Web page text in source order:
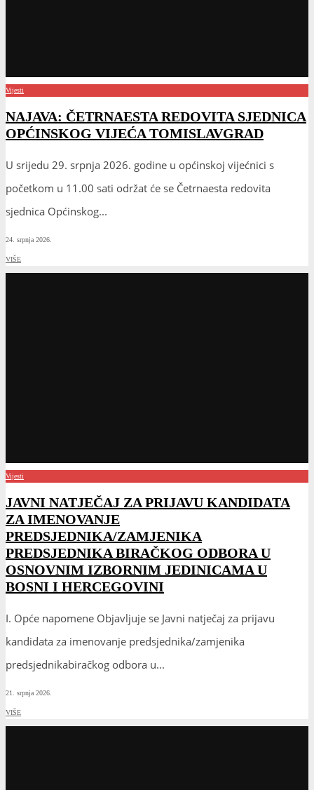
Vijesti
NAJAVA: ČETRNAESTA REDOVITA SJEDNICA
OPĆINSKOG VIJEĆA TOMISLAVGRAD
U srijedu 29. srpnja 2026. godine u općinskoj vijećnici s
početkom u 11.00 sati održat će se Četrnaesta redovita
sjednica Općinskog...
24. srpnja 2026.
VIŠE
Vijesti
JAVNI NATJEČAJ ZA PRIJAVU KANDIDATA
ZA IMENOVANJE
PREDSJEDNIKA/ZAMJENIKA
PREDSJEDNIKA BIRAČKOG ODBORA U
OSNOVNIM IZBORNIM JEDINICAMA U
BOSNI I HERCEGOVINI
I. Opće napomene Objavljuje se Javni natječaj za prijavu
kandidata za imenovanje predsjednika/zamjenika
predsjednikabiračkog odbora u...
21. srpnja 2026.
VIŠE